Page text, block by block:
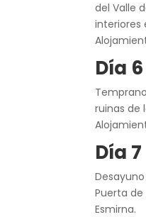
del Valle
interiores
Día
ruinas de
Día 7
Puerta
Esmirna.